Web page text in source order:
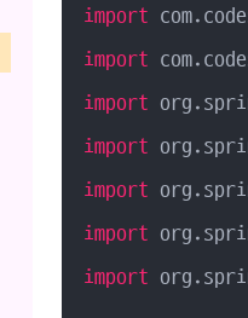
import
import
import
import
import
import
import